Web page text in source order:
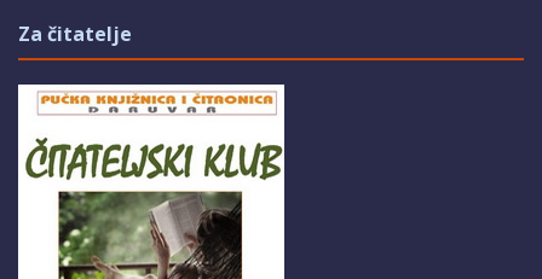
Za čitatelje